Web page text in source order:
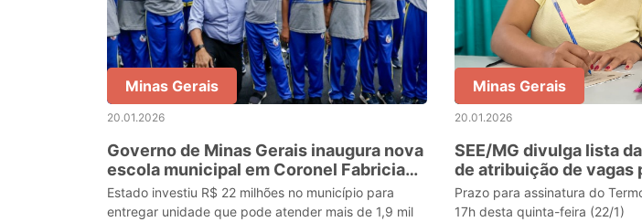
Minas Gerais
20.01.2026
Governo de Minas Gerais inaugura nova
escola municipal em Coronel Fabriciano
com recursos do Mãos Dadas
Estado investiu R$ 22 milhões no município para
entregar unidade que pode atender mais de 1,9 mil
Minas Gerais
20.01.2026
SEE/MG divulga lista
de atribuição de vagas
estadual de servidores
Prazo para assinatura do
17h desta quinta-feira (22/1)